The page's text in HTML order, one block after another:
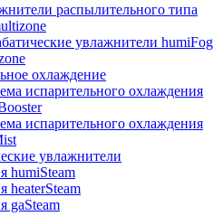
распылительного типа
увлажнители humiFog
охлаждение
испарительного охлаждения
испарительного охлаждения
увлажнители
humiSteam
heaterSteam
gaSteam